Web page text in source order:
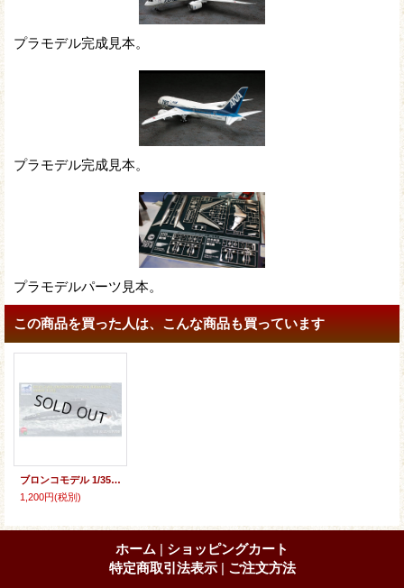
プラモデル完成見本。
プラモデル完成見本。
プラモデルパーツ見本。
この商品を買った人は、こんな商品も買っています
ブロンコモデル 1/350 ロシア海軍 キロ級改(636型)ディーゼル動力攻撃型潜水艦
1,200円(税別)
ホーム
ショッピングカート
特定商取引法表示
ご注文方法